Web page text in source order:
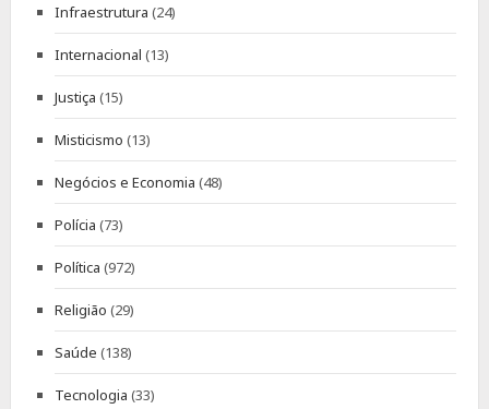
Infraestrutura (24)
Internacional (13)
Justiça (15)
Misticismo (13)
Negócios e Economia (48)
Polícia (73)
Política (972)
Religião (29)
Saúde (138)
Tecnologia (33)